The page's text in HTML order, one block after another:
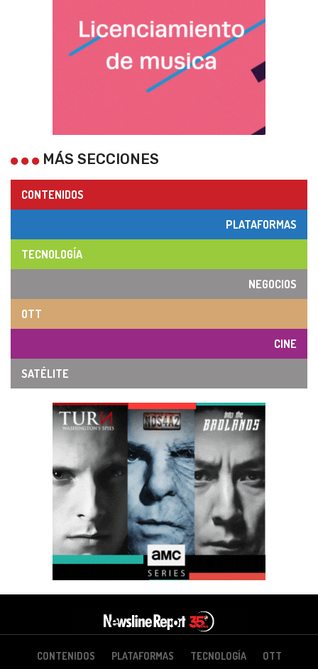
MÁS SECCIONES
CONTENIDOS
PLATAFORMAS
TECNOLOGÍA
NEGOCIOS
OTT
CINE
SATÉLITE
CONTENIDOS PLATAFORMAS TECNOLOGÍA OTT